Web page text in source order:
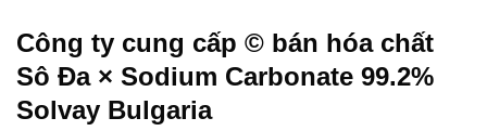
Công ty cung cấp © bán hóa chất
Sô Đa × Sodium Carbonate 99.2%
Solvay Bulgaria